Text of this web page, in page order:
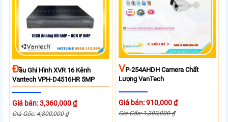
ĐẦu Ghi Hình XVR 16 Kênh
Vantech VPH-D4516HR 5MP
Giá bán: 3,360,000 ₫
Giá Gốc: 4,800,000 ₫
VP-254AHDH Camera Chất
Lượng VanTech
Giá bán: 910,000 ₫
Giá Gốc: 1,300,000 ₫